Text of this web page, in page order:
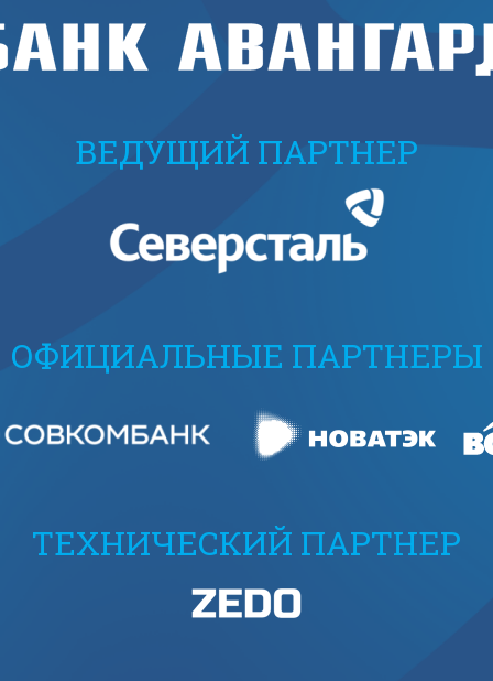
ВЕДУЩИЙ ПАРТНЕР
ОФИЦИАЛЬНЫЕ ПАРТНЕРЫ
ТЕХНИЧЕСКИЙ ПАРТНЕР